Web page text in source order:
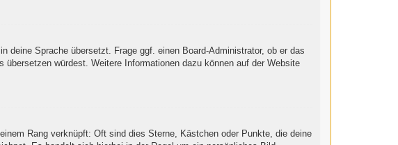
deine Sprache übersetzt. Frage ggf. einen Board-Administrator, ob er das
würdest. Weitere Informationen dazu können auf der Website
Rang verknüpft: Oft sind dies Sterne, Kästchen oder Punkte, die deine